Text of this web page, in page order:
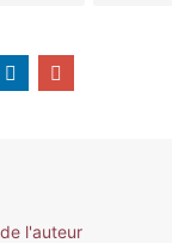
l'auteur